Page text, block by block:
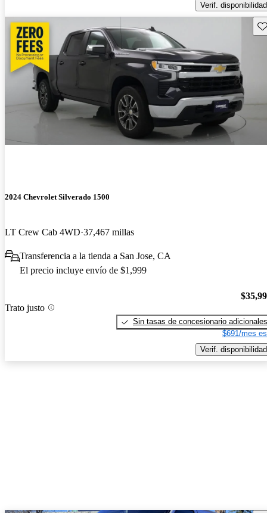
Verif. disponibilidad
2024 Chevrolet Silverado 1500
LT Crew Cab 4WD 37,467 millas
Transferencia a la tienda a San Jose, CA
El precio incluye envío de $1,999
Trato justo
Sin tasas de concesionario adicionales
$691/mes
Verif. disponibilidad